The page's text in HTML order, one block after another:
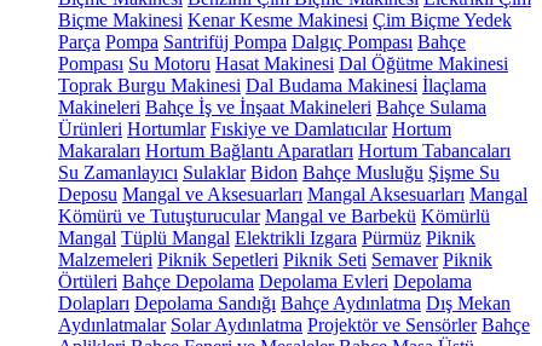
Biçme Makinesi Kenar Kesme Makinesi Çim Biçme Yedek
Parça Pompa Santrifüj Pompa Dalgıç Pompası Bahçe
Pompası Su Motoru Hasat Makinesi Dal Öğütme Makinesi
Toprak Burgu Makinesi Dal Budama Makinesi İlaçlama
Makineleri Bahçe İş ve İnşaat Makineleri Bahçe Sulama
Ürünleri Hortumlar Fıskiye ve Damlatıcılar Hortum
Makaraları Hortum Bağlantı Aparatları Hortum Tabancaları
Su Zamanlayıcı Sulaklar Bidon Bahçe Musluğu Şişme Su
Deposu Mangal ve Aksesuarları Mangal Aksesuarları Mangal
Kömürü ve Tutuşturucular Mangal ve Barbekü Kömürlü
Mangal Tüplü Mangal Elektrikli Izgara Pürmüz Piknik
Malzemeleri Piknik Sepetleri Piknik Seti Semaver Piknik
Örtüleri Bahçe Depolama Depolama Evleri Depolama
Dolapları Depolama Sandığı Bahçe Aydınlatma Dış Mekan
Aydınlatmalar Solar Aydınlatma Projektör ve Sensörler Bahçe